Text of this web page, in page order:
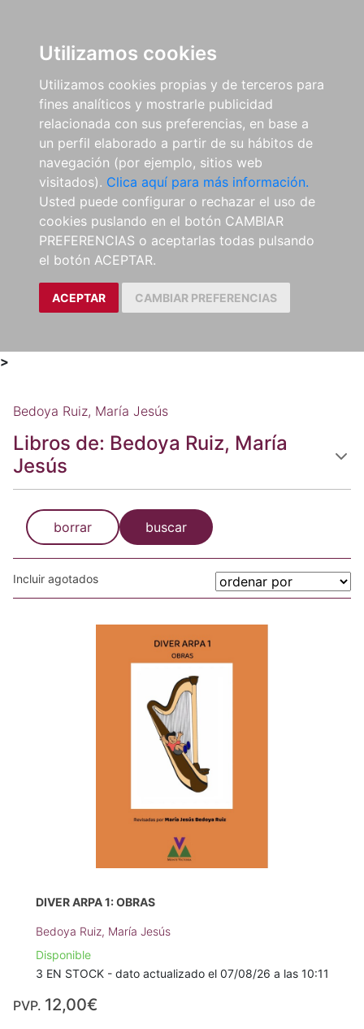
Utilizamos cookies
Utilizamos cookies propias y de terceros para
fines analíticos y mostrarle publicidad
relacionada con sus preferencias, en base a
un perfil elaborado a partir de su hábitos de
navegación (por ejemplo, sitios web
visitados). Clica aquí para más información.
Usted puede configurar o rechazar el uso de
cookies puslando en el botón CAMBIAR
PREFERENCIAS o aceptarlas todas pulsando
el botón ACEPTAR.
ACEPTAR CAMBIAR PREFERENCIAS
>
Bedoya Ruiz, María Jesús
Libros de: Bedoya Ruiz, María
Jesús
borrar buscar
Incluir agotados
DIVER ARPA 1: OBRAS
Bedoya Ruiz, María Jesús
Disponible
3 EN STOCK - dato actualizado el 07/08/26 a las 10:11
PVP. 12,00€